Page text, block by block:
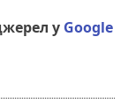
у Google